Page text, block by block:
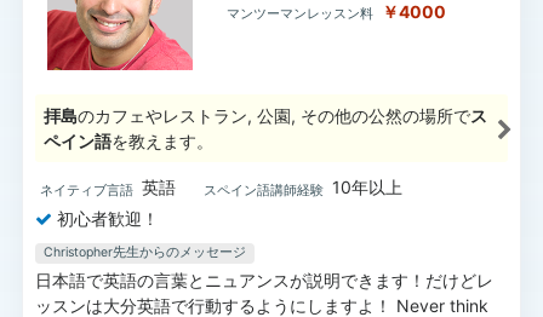
マンツーマンレッスン料 ￥4000
拝島のカフェやレストラン, 公園, その他の公然の場所でス
ペイン語を教えます。
ネイティブ言語 英語 スペイン語講師経験 10年以上
初心者歓迎！
Christopher先生からのメッセージ
日本語で英語の言葉とニュアンスが説明できます！だけどレ
ッスンは大分英語で行動するようにしますよ！ Never think